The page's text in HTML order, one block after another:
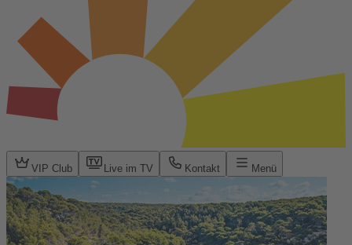
VIP Club Live im TV Kontakt Menü